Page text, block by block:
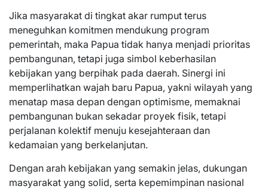
Jika masyarakat di tingkat akar rumput terus
meneguhkan komitmen mendukung program
pemerintah, maka Papua tidak hanya menjadi prioritas
pembangunan, tetapi juga simbol keberhasilan
kebijakan yang berpihak pada daerah. Sinergi ini
memperlihatkan wajah baru Papua, yakni wilayah yang
menatap masa depan dengan optimisme, memaknai
pembangunan bukan sekadar proyek fisik, tetapi
perjalanan kolektif menuju kesejahteraan dan
kedamaian yang berkelanjutan.
Dengan arah kebijakan yang semakin jelas, dukungan
masyarakat yang solid, serta kepemimpinan nasional